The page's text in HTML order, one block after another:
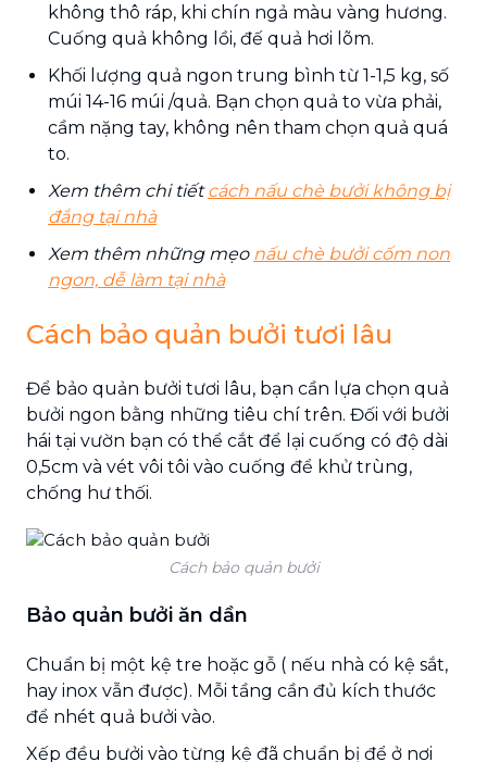
không thô ráp, khi chín ngả màu vàng hương.
Cuống quả không lồi, đế quả hơi lõm.
Khối lượng quả ngon trung bình từ 1-1,5 kg, số
múi 14-16 múi /quả. Bạn chọn quả to vừa phải,
cầm nặng tay, không nên tham chọn quả quá
to.
Xem thêm chi tiếtcách nấu chè bưởi không bị
đắng tại nhà
Xem thêm những mẹo nấu chè bưởi cốm non
ngon, dễ làm tại nhà
Cách bảo quản bưởi tươi lâu
Để bảo quản bưởi tươi lâu, bạn cần lựa chọn quả
bưởi ngon bằng những tiêu chí trên. Đối với bưởi
hái tại vườn bạn có thể cắt để lại cuống có độ dài
0,5cm và vét vôi tôi vào cuống để khử trùng,
chống hư thối.
Cách bảo quản bưởi
Bảo quản bưởi ăn dần
Chuẩn bị một kệ tre hoặc gỗ ( nếu nhà có kệ sắt,
hay inox vẫn được). Mỗi tầng cần đủ kích thước
để nhét quả bưởi vào.
Xếp đều bưởi vào từng kệ đã chuẩn bị để ở nơi